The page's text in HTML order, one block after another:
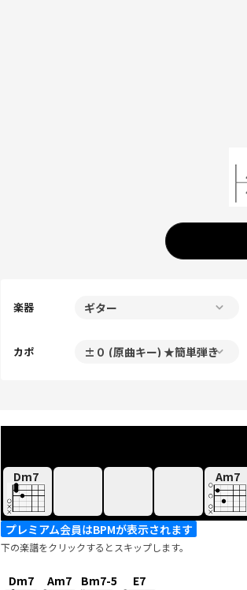
楽器
カポ
Dm7 Am7
プレミアム会員はBPMが表示されます
下の楽譜をクリックするとスキップします。
Dm7 Am7 Bm7-5 E7